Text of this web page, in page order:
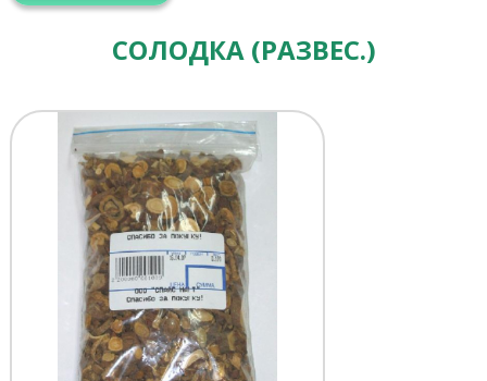
СОЛОДКА (РАЗВЕС.)